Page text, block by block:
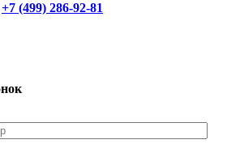
+7 (499) 286-92-81